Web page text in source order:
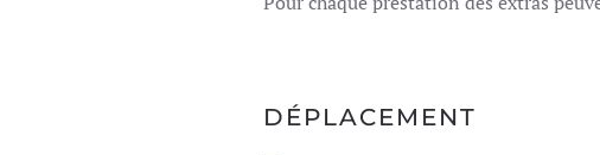
DÉPLACEMENT